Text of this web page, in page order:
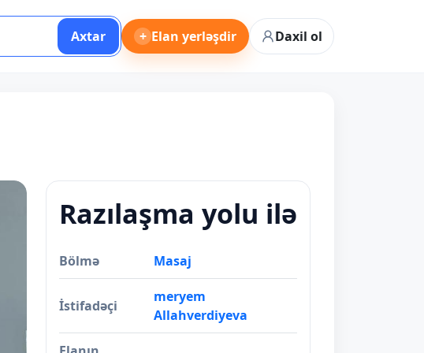
Axtar + Elan yerləşdir Daxil ol
Razılaşma yolu ilə
Bölmə Masaj
İstifadəçi
meryem
Allahverdiyeva